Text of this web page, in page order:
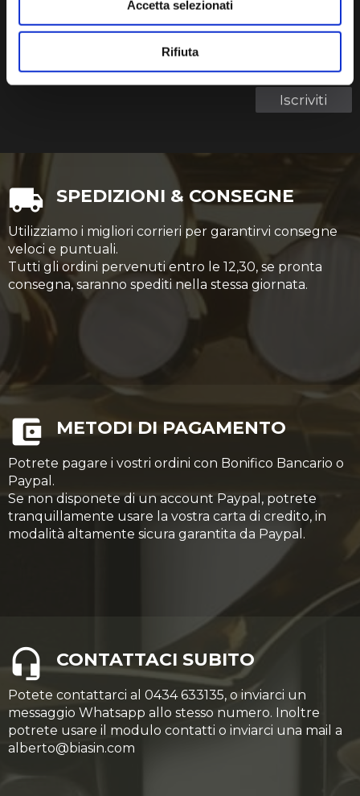
Accetta selezionati
Rifiuta
Iscriviti
SPEDIZIONI & CONSEGNE
Utilizziamo i migliori corrieri per garantirvi consegne
veloci e puntuali.
Tutti gli ordini pervenuti entro le 12,30, se pronta
consegna, saranno spediti nella stessa giornata.
METODI DI PAGAMENTO
Potrete pagare i vostri ordini con Bonifico Bancario o
Paypal.
Se non disponete di un account Paypal, potrete
tranquillamente usare la vostra carta di credito, in
modalità altamente sicura garantita da Paypal.
CONTATTACI SUBITO
Potete contattarci al 0434 633135, o inviarci un
messaggio Whatsapp allo stesso numero. Inoltre
potrete usare il modulo contatti o inviarci una mail a
alberto@biasin.com